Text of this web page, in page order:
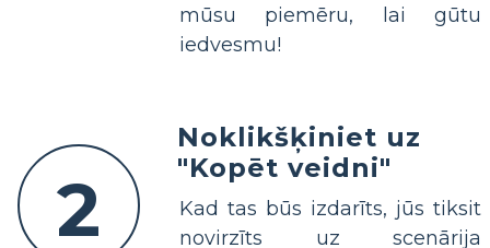
mūsu piemēru, lai gūtu
iedvesmu!
2
Noklikšķiniet uz
"Kopēt veidni"
Kad tas būs izdarīts, jūs tiksit
novirzīts uz scenārija